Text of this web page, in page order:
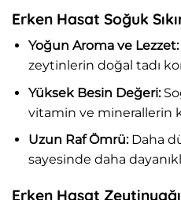
Erken Hasat Soğuk
Yoğun Aroma ve Lezzet:
zeytinlerin doğal tadı
Yüksek Besin Değeri:
vitamin ve minerallerin
Uzun Raf Ömrü:Daha
sayesinde daha
Erken Hasat